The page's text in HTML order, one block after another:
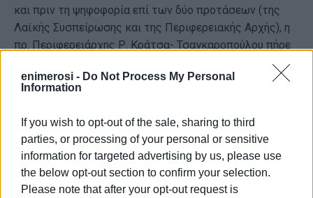
enimerosi - Do Not Process My Personal
Information
If you wish to opt-out of the sale, sharing to third
parties, or processing of your personal or sensitive
information for targeted advertising by us, please use
the below opt-out section to confirm your selection.
Please note that after your opt-out request is
και πριν τη ψηφοφορία επί των δύο προτάσεων (της
Λαϊκής Συσπείρωσης και της Περιφερειακής Αρχής), η
πρ. Περιφερειάρχης Ρ. Κράτσα- Τσαγκαροπούλου πήρε
το λόγο και χαρακτήρισε τη συζήτηση μια «κακή στιγμή
για την αυτοδιοίκηση», ενώ συμπλήρωσε ότι «αν η θέση
είπε ότι «Θα έπρεπε να μας προβληματίσει το γεγονός
ότι ένας ιδιώτης έρχεται και χωρίς την έγκριση του
δημάρχου και απεμπολώντας την ιδέα των επτά
σημείων φέρνει προ δεδομένων το Περιφερειακό